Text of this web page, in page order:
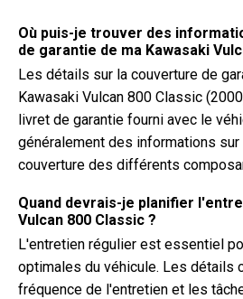
Où puis-je trouver des
de garantie de ma Kawasaki
Les détails sur la couverture de
Kawasaki Vulcan 800 Classic
livret de garantie fourni avec le
généralement des informations sur
couverture des différents
Quand devrais-je planifier
Vulcan 800 Classic ?
L'entretien régulier est essentiel
optimales du véhicule. Les détails
fréquence de l'entretien et les